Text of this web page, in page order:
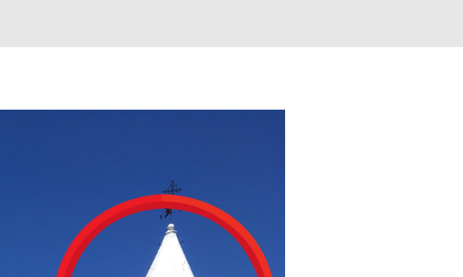
primero en inglés. Los usuarios aprenderán desde lo más básico, como mover
y ayudas visuales. ¿Será posible que una app que antes nos enseñó